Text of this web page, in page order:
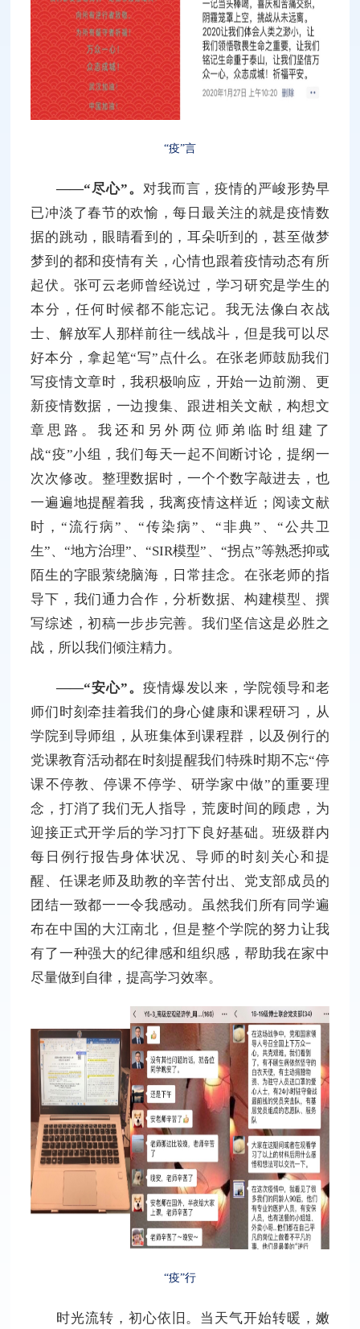
“疫”言
——“尽心”。 对我而言，疫情的严峻形势早
已冲淡了春节的欢愉，每日最关注的就是疫情数
据的跳动，眼睛看到的，耳朵听到的，甚至做梦
梦到的都和疫情有关，心情也跟着疫情动态有所
起伏。张可云老师曾经说过，学习研究是学生的
本分，任何时候都不能忘记。我无法像白衣战
士、解放军人那样前往一线战斗，但是我可以尽
好本分，拿起笔“写”点什么。在张老师鼓励我们
写疫情文章时，我积极响应，开始一边前溯、更
新疫情数据，一边搜集、跟进相关文献，构想文
章思路。我还和另外两位师弟临时组建了
战“疫”小组，我们每天一起不间断讨论，提纲一
次次修改。整理数据时，一个个数字敲进去，也
一遍遍地提醒着我，我离疫情这样近；阅读文献
时，“流行病”、“传染病”、“非典”、“公共卫
生”、“地方治理”、“SIR模型”、“拐点”等熟悉抑或
陌生的字眼萦绕脑海，日常挂念。在张老师的指
导下，我们通力合作，分析数据、构建模型、撰
写综述，初稿一步步完善。我们坚信这是必胜之
战，所以我们倾注精力。
——“安心”。 疫情爆发以来，学院领导和老
师们时刻牵挂着我们的身心健康和课程研习，从
学院到导师组，从班集体到课程群，以及例行的
党课教育活动都在时刻提醒我们特殊时期不忘“停
课不停教、停课不停学、研学家中做”的重要理
念，打消了我们无人指导，荒废时间的顾虑，为
迎接正式开学后的学习打下良好基础。班级群内
每日例行报告身体状况、导师的时刻关心和提
醒、任课老师及助教的辛苦付出、党支部成员的
团结一致都一一令我感动。虽然我们所有同学遍
布在中国的大江南北，但是整个学院的努力让我
有了一种强大的纪律感和组织感，帮助我在家中
尽量做到自律，提高学习效率。
“疫”行
时光流转，初心依旧。当天气开始转暖，嫩